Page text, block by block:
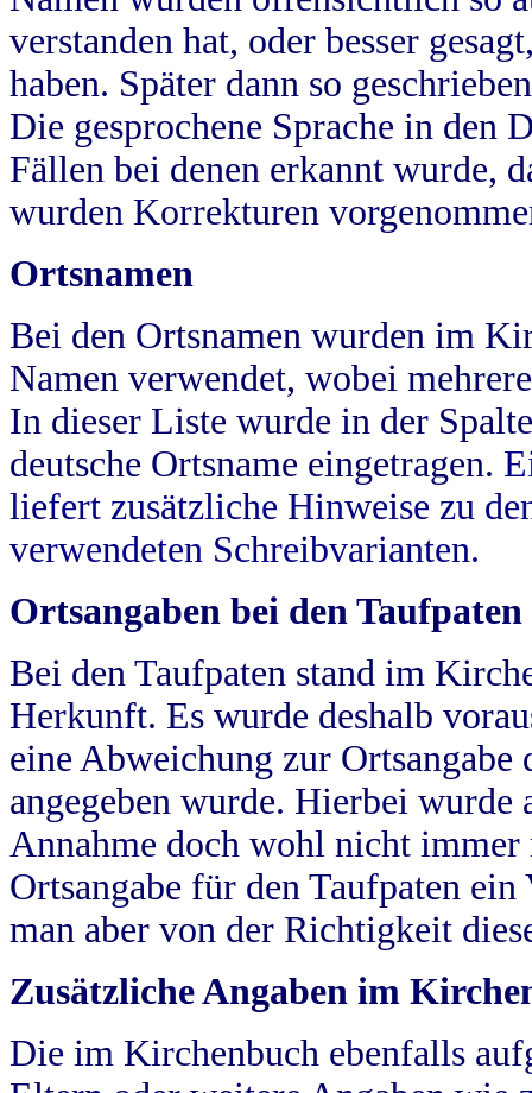
verstanden hat, oder besser
haben. Später dann so
Die gesprochene Sprache in
Fällen bei denen erkannt wurde,
wurden Korrekturen
Ortsnamen
Bei den Ortsnamen wurden im
Namen verwendet, wobei
In dieser Liste wurde in der
deutsche Ortsname eingetragen.
liefert zusätzliche Hinweise zu
verwendeten Schreibvarianten.
Ortsangaben bei den Taufpaten
Bei den Taufpaten stand im
Herkunft. Es wurde deshalb
eine Abweichung zur
angegeben wurde. Hierbei wurde
Annahme doch wohl nicht
Ortsangabe für den Taufpaten
man aber von der Richtigkeit
Zusätzliche Angaben im
Die im Kirchenbuch ebenfalls